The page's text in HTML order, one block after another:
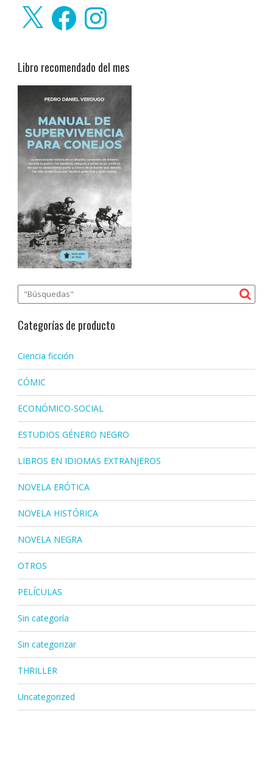
FacebookInstagram
Libro recomendado del mes
Categorías de producto
Ciencia ficción
CÓMIC
ECONÓMICO-SOCIAL
ESTUDIOS GÉNERO NEGRO
LIBROS EN IDIOMAS EXTRANJEROS
NOVELA ERÓTICA
NOVELA HISTÓRICA
NOVELA NEGRA
OTROS
PELÍCULAS
Sin categoría
Sin categorizar
THRILLER
Uncategorized